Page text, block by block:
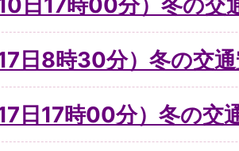
17日8時30分）冬の交
17日17時00分）冬の交